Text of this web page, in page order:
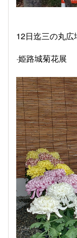
12日迄三の丸広
·姫路城菊花展